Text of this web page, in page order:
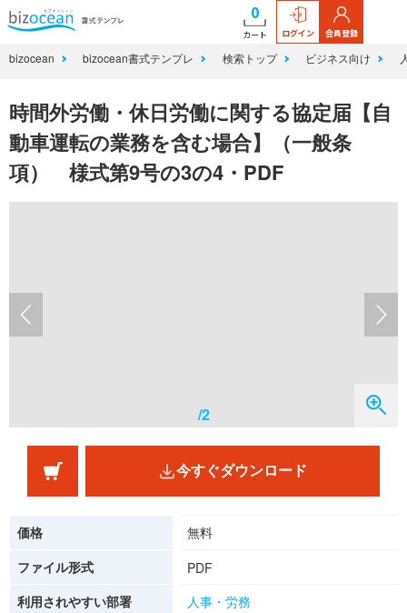
0
カート ログイン 会員登録
bizocean bizocean書式テンプレ 検索トップ ビジネス向け
時間外労働・休日労働に関する協定届【自
動車運転の業務を含む場合】（一般条
項） 様式第9号の3の4・PDF
/2
今すぐダウンロード
価格
無料
ファイル形式
PDF
利用されやすい部署
人事・労務